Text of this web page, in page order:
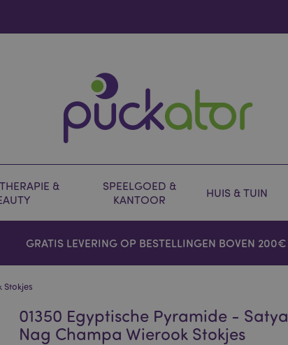
&
SPEELGOED &
KANTOOR
HUIS & TUIN
GRATIS LEVERING OP BESTELLINGEN BOVEN 200€
Stokjes
01350 Egyptische Pyramide - Satya
Nag Champa Wierook Stokjes